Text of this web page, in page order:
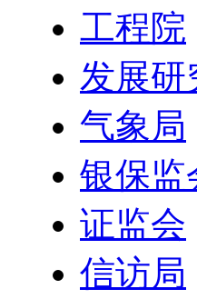
工程院
发展研
气象局
银保监
证监会
信访局